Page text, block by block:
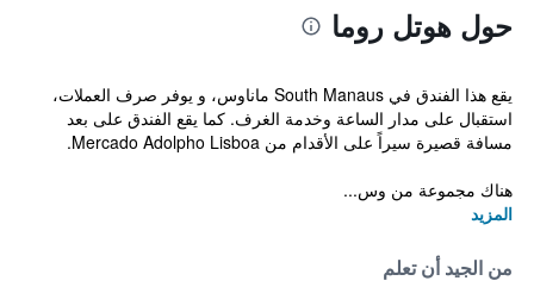
حول هوتل روما
يقع هذا الفندق في South Manaus ماناوس، و يوفر صرف العملات،
استقبال على مدار الساعة وخدمة الغرف. كما يقع الفندق على بعد
مسافة قصيرة سيراً على الأقدام من Mercado Adolpho Lisboa.
هناك مجموعة من وس...
المزيد
من الجيد أن تعلم